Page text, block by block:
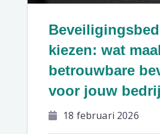
kiezen: wat
betrouwbare
voor jouw
18 februari 2026